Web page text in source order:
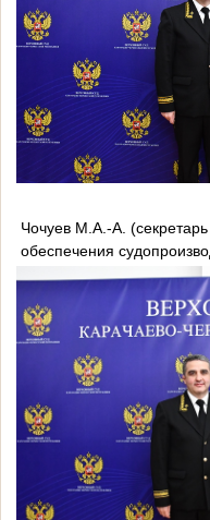
Чочуев М.А.-А.
обеспечения